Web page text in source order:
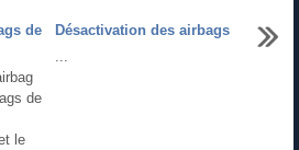
de
de
le
Désactivation des airbags
...